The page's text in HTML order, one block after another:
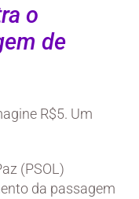
o
de
R$5. Um
(PSOL)
da passagem